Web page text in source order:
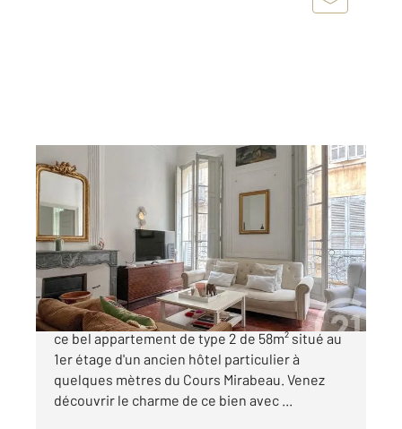
AIX EN PROVENCE 13
58,22 m
Ref : 917
Appartement T2 à vendre
410 000 €
Century 21 Les Allées vous présente à la vente
ce bel appartement de type 2 de 58m² situé au
1er étage d'un ancien hôtel particulier à
quelques mètres du Cours Mirabeau. Venez
découvrir le charme de ce bien avec ...